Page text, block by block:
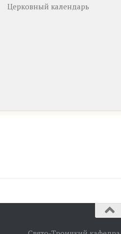
Церковный календарь